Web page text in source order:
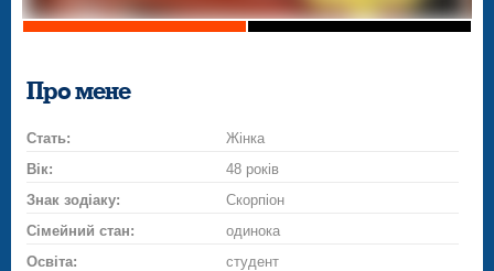
Про мене
Стать:
Жінка
Вік:
48 років
Знак зодіаку:
Скорпіон
Сімейний стан:
одинока
Освіта:
студент